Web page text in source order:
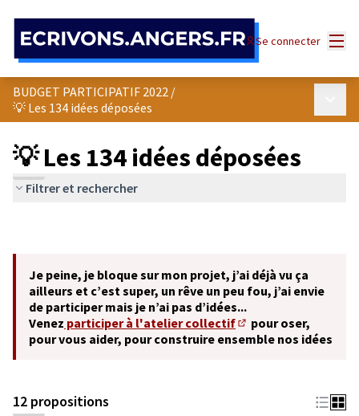
Se connecter
BUDGET PARTICIPATIF 2022 /
💡 Les 134 idées déposées
💡 Les 134 idées déposées
Filtrer et rechercher
Je peine, je bloque sur mon projet, j’ai déjà vu ça
ailleurs et c’est super, un rêve un peu fou, j’ai envie
de participer mais je n’ai pas d’idées...
Venez participer à l'atelier collectif
(S'ouvre dans un
pour oser,
pour vous aider, pour construire ensemble nos idées
12 propositions